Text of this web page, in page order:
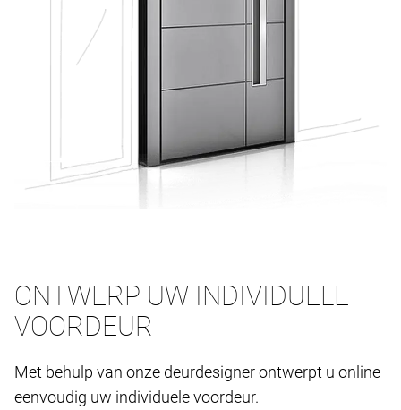
ONTWERP UW INDIVIDUELE
VOORDEUR
Met behulp van onze deurdesigner ontwerpt u online
eenvoudig uw individuele voordeur.